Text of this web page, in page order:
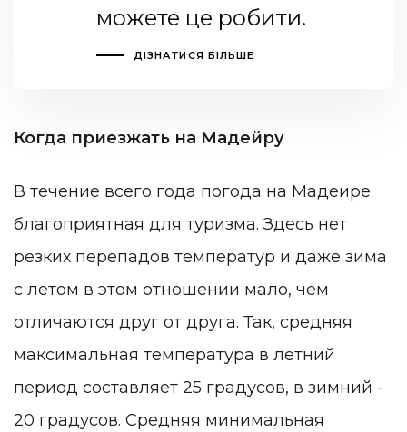
можете це робити.
ДІЗНАТИСЯ БІЛЬШЕ
Когда приезжать на Мадейру
В течение всего года погода на Мадеире
благоприятная для туризма. Здесь нет
резких перепадов температур и даже зима
с летом в этом отношении мало, чем
отличаются друг от друга. Так, средняя
максимальная температура в летний
период составляет 25 градусов, в зимний -
20 градусов. Средняя минимальная